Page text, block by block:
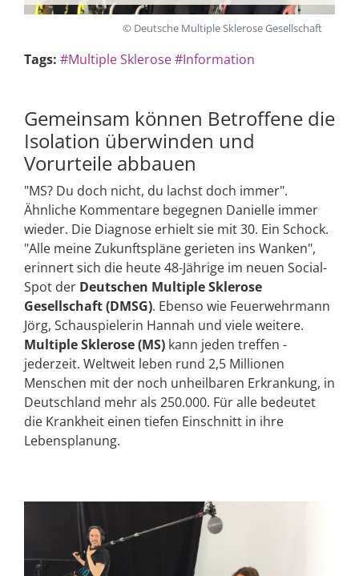
© Deutsche Multiple Sklerose Gesellschaft
Tags: #Multiple Sklerose#Information
Gemeinsam können Betroffene die
Isolation überwinden und
Vorurteile abbauen
"MS? Du doch nicht, du lachst doch immer".
Ähnliche Kommentare begegnen Danielle immer
wieder. Die Diagnose erhielt sie mit 30. Ein Schock.
"Alle meine Zukunftspläne gerieten ins Wanken",
erinnert sich die heute 48-Jährige im neuen Social-
Spot der Deutschen Multiple Sklerose
Gesellschaft (DMSG). Ebenso wie Feuerwehrmann
Jörg, Schauspielerin Hannah und viele weitere.
Multiple Sklerose (MS) kann jeden treffen -
jederzeit. Weltweit leben rund 2,5 Millionen
Menschen mit der noch unheilbaren Erkrankung, in
Deutschland mehr als 250.000. Für alle bedeutet
die Krankheit einen tiefen Einschnitt in ihre
Lebensplanung.